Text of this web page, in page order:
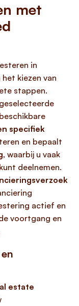
met
in
kiezen van
stappen.
specifiek
en bepaalt
, waarbij u vaak
deelnemen.
actief en
voortgang en
estate